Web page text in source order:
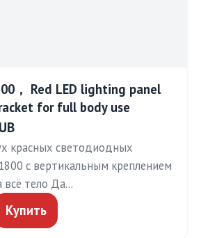
， Red LED lighting panel
for full body use
красных светодиодных
с вертикальным креплением
всё тело Да…
Купить